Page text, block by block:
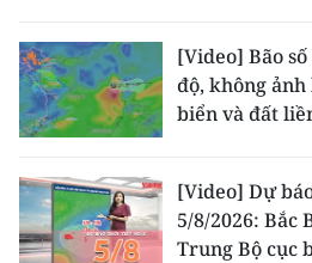
[Video] Bão
độ, không
biển và đất
[Video] Dự
5/8/2026: Bắc
Trung Bộ cục